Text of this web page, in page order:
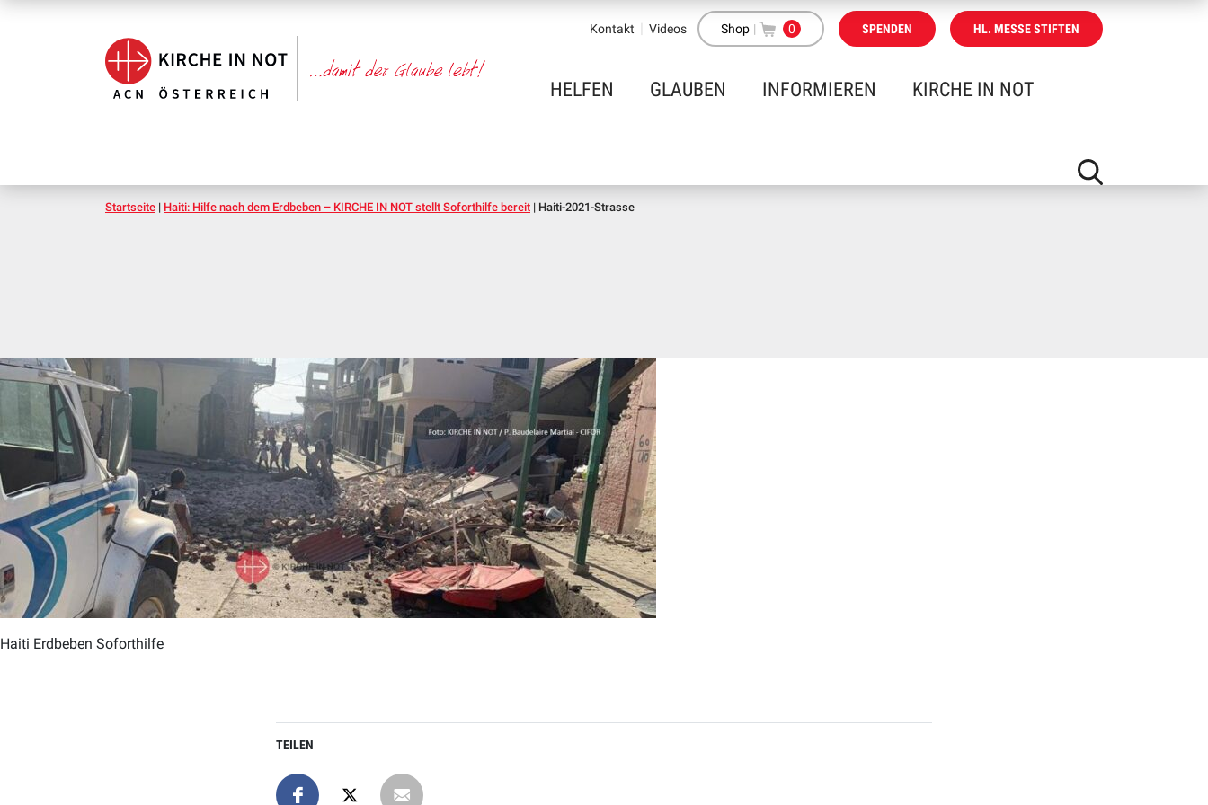
Kontakt Videos Shop | 0 SPENDEN HL. MESSE STIFTEN
HELFEN GLAUBEN INFORMIEREN KIRCHE IN NOT
Startseite | Haiti: Hilfe nach dem Erdbeben – KIRCHE IN NOT stellt Soforthilfe bereit | Haiti-2021-Strasse
Haiti Erdbeben Soforthilfe
TEILEN